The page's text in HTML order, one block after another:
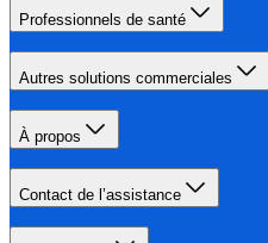
Professionnels de santé
Autres solutions commerciales
À propos
Contact de l’assistance